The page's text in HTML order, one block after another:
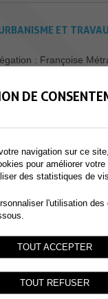
ET
: Françoise
: Olivier Turin,
de quartier)
: Françoise
& finances
DE
navigation sur ce
pour améliorer votre
des statistiques de
l'utilisation des
TOUT ACCEPTER
TOUT REFUSER